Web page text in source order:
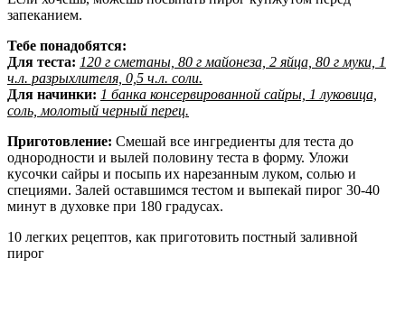
запеканием.
Тебе понадобятся:
Для теста: 120 г сметаны, 80 г майонеза, 2 яйца, 80 г муки, 1
ч.л. разрыхлителя, 0,5 ч.л. соли.
Для начинки: 1 банка консервированной сайры, 1 луковица,
соль, молотый черный перец.
Приготовление: Смешай все ингредиенты для теста до
однородности и вылей половину теста в форму. Уложи
кусочки сайры и посыпь их нарезанным луком, солью и
специями. Залей оставшимся тестом и выпекай пирог 30-40
минут в духовке при 180 градусах.
10 легких рецептов, как приготовить постный заливной
пирог